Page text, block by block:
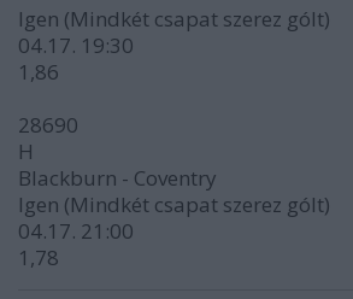
Igen (Mindkét csapat szerez gólt)
04.17. 19:30
1,86
28690
H
Blackburn - Coventry
Igen (Mindkét csapat szerez gólt)
04.17. 21:00
1,78